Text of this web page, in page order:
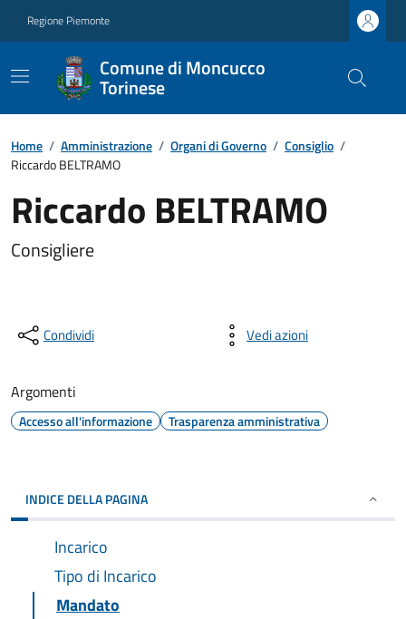
Regione Piemonte
Comune di Moncucco
Torinese
Home / Amministrazione / Organi di Governo / Consiglio /
Riccardo BELTRAMO
Riccardo BELTRAMO
Consigliere
Condividi Vedi azioni
Argomenti
Accesso all'informazione Trasparenza amministrativa
INDICE DELLA PAGINA
Incarico
Tipo di Incarico
Mandato